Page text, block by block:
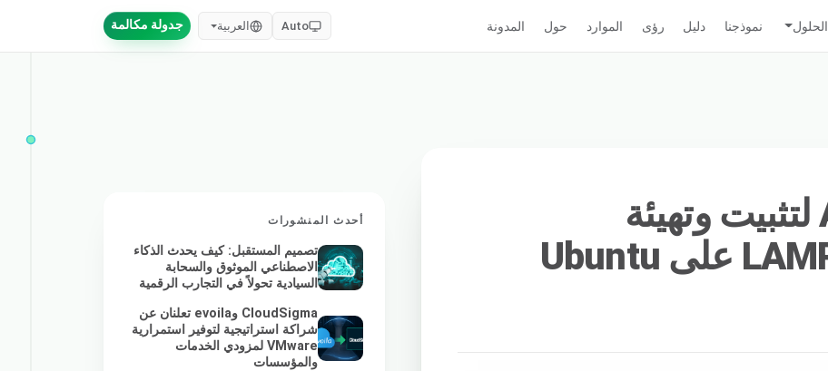
الحلول نموذجنا دليل رؤى الموارد حول المدونة Auto العربية جدولة مكالمة
استخدام Ansible لتثبيت وتهيئة
أحدث المنشورات
تصميم المستقبل: كيف يحدث الذكاء
الاصطناعي الموثوق والسحابة
السيادية تحولاً في التجارب الرقمية
CloudSigma وevoila تعلنان عن
شراكة استراتيجية لتوفير استمرارية
VMware لمزودي الخدمات
والمؤسسات